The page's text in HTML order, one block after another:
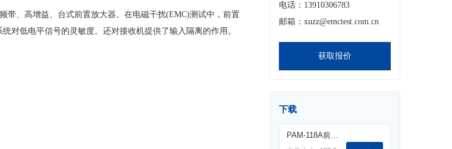
、高增益、台式前置放大器。在电磁干扰(EMC)测试中，前置
对低电平信号的灵敏度。还对接收机提供了输入隔离的作用。
电话：13910306783
邮箱：xuzz@emctest.com.cn
获取报价
下载
PAM-118A前置放大器.pdf